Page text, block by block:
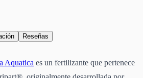
Reseñas
Aquatica es un fertilizante que pertenece